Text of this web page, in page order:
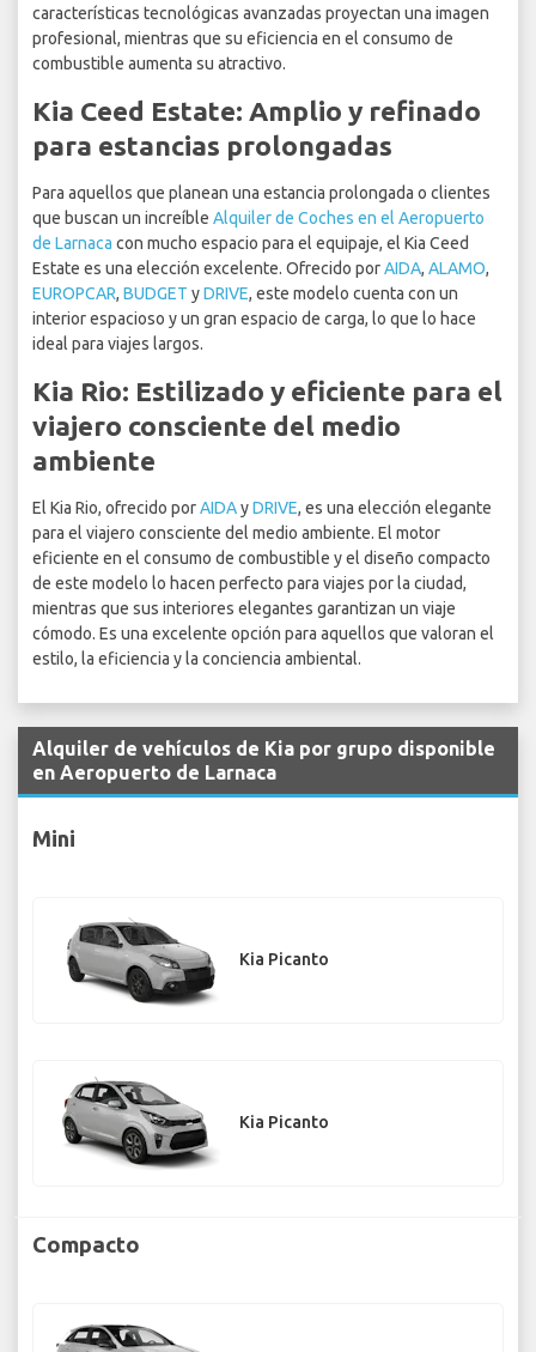
características tecnológicas avanzadas proyectan una imagen
profesional, mientras que su eficiencia en el consumo de
combustible aumenta su atractivo.
Kia Ceed Estate: Amplio y refinado
para estancias prolongadas
Para aquellos que planean una estancia prolongada o clientes
que buscan un increíble Alquiler de Coches en el Aeropuerto
de Larnaca con mucho espacio para el equipaje, el Kia Ceed
Estate es una elección excelente. Ofrecido porAIDA, ALAMO,
EUROPCAR, BUDGET yDRIVE, este modelo cuenta con un
interior espacioso y un gran espacio de carga, lo que lo hace
ideal para viajes largos.
Kia Rio: Estilizado y eficiente para el
viajero consciente del medio
ambiente
El Kia Rio, ofrecido porAIDAyDRIVE, es una elección elegante
para el viajero consciente del medio ambiente. El motor
eficiente en el consumo de combustible y el diseño compacto
de este modelo lo hacen perfecto para viajes por la ciudad,
mientras que sus interiores elegantes garantizan un viaje
cómodo. Es una excelente opción para aquellos que valoran el
estilo, la eficiencia y la conciencia ambiental.
Alquiler de vehículos de Kia por grupo disponible
en Aeropuerto de Larnaca
Mini
Kia Picanto
Kia Picanto
Compacto